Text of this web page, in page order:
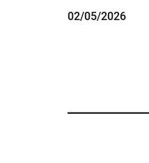
02/05/2026